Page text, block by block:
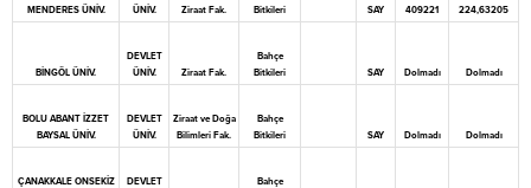
MENDERES ÜNİV.
ÜNİV.
Ziraat Fak.
Bitkileri
SAY 409221 224,63205
BİNGÖL ÜNİV.
DEVLET
ÜNİV.
Ziraat Fak.
Bahçe
Bitkileri
SAY Dolmadı Dolmadı
BOLU ABANT İZZET
BAYSAL ÜNİV.
DEVLET
ÜNİV.
Ziraat ve Doğa
Bilimleri Fak.
Bahçe
Bitkileri
SAY Dolmadı Dolmadı
ÇANAKKALE ONSEKİZ
DEVLET
Bahçe